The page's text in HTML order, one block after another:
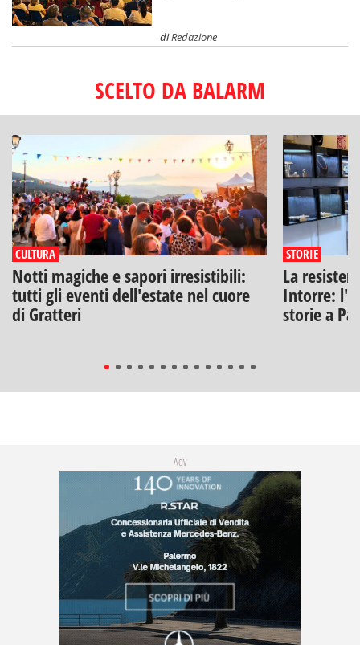
diRedazione
SCELTO DA BALARM
CULTURA
Notti magiche e sapori irresistibili:
tutti gli eventi dell'estate nel cuore
di Gratteri
STORIE
La
Intorre:
storie a
Adv